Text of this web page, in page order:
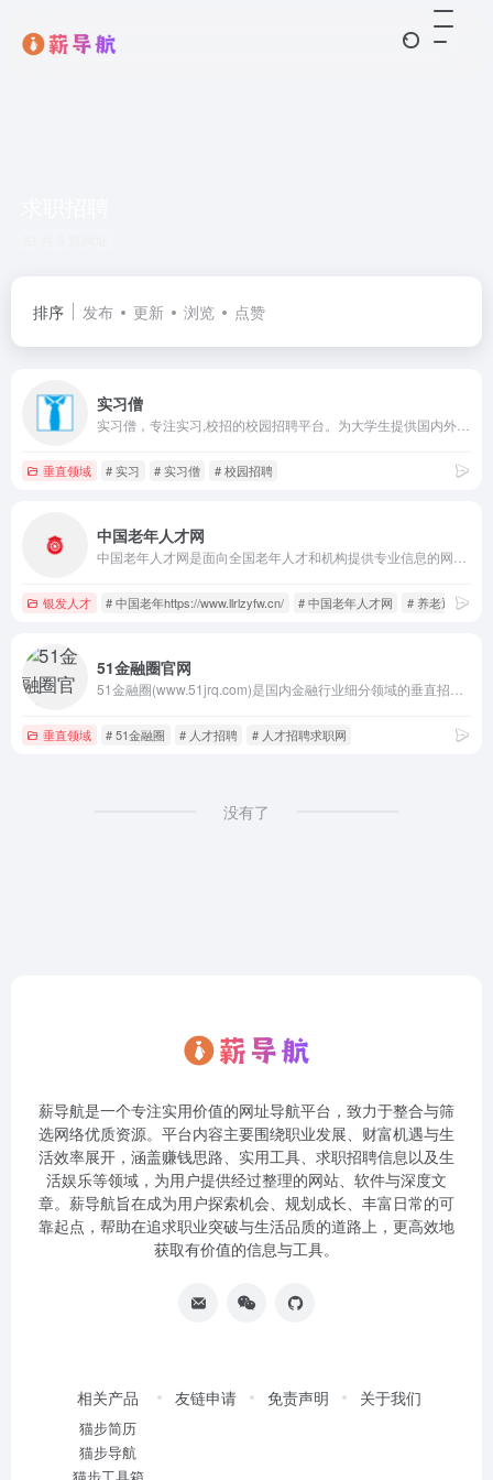
排序 发布 更新 浏览 点赞
实习僧
垂直领域 # 实习 # 实习僧 # 校园招聘
中国老年人才网
银发人才 # 中国老年https://www.llrlzyfw.cn/ # 中国老年人才网 # 养老退休
51金融圈官网
垂直领域 # 51金融圈 # 人才招聘 # 人才招聘求职网
没有了
薪导航是一个专注实用价值的网址导航平台，致力于整合与筛
选网络优质资源。平台内容主要围绕职业发展、财富机遇与生
活效率展开，涵盖赚钱思路、实用工具、求职招聘信息以及生
活娱乐等领域，为用户提供经过整理的网站、软件与深度文
章。薪导航旨在成为用户探索机会、规划成长、丰富日常的可
靠起点，帮助在追求职业突破与生活品质的道路上，更高效地
获取有价值的信息与工具。
相关产品
猫步简历
猫步导航
友链申请 免责声明 关于我们